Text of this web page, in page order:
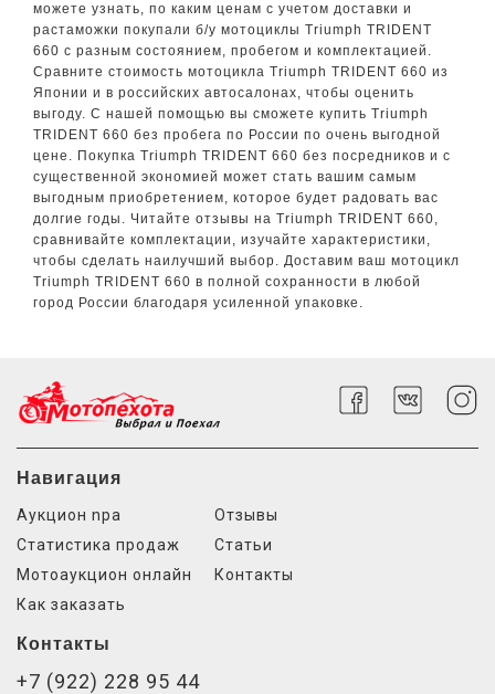
можете узнать, по каким ценам с учетом доставки и
растаможки покупали б/у мотоциклы Triumph TRIDENT
660 с разным состоянием, пробегом и комплектацией.
Сравните стоимость мотоцикла Triumph TRIDENT 660 из
Японии и в российских автосалонах, чтобы оценить
выгоду. С нашей помощью вы сможете купить Triumph
TRIDENT 660 без пробега по России по очень выгодной
цене. Покупка Triumph TRIDENT 660 без посредников и с
существенной экономией может стать вашим самым
выгодным приобретением, которое будет радовать вас
долгие годы. Читайте отзывы на Triumph TRIDENT 660,
сравнивайте комплектации, изучайте характеристики,
чтобы сделать наилучший выбор. Доставим ваш мотоцикл
Triumph TRIDENT 660 в полной сохранности в любой
город России благодаря усиленной упаковке.
Навигация
Аукцион npa
Статистика продаж
Мотоаукцион онлайн
Как заказать
Отзывы
Статьи
Контакты
Контакты
+7 (922) 228 95 44